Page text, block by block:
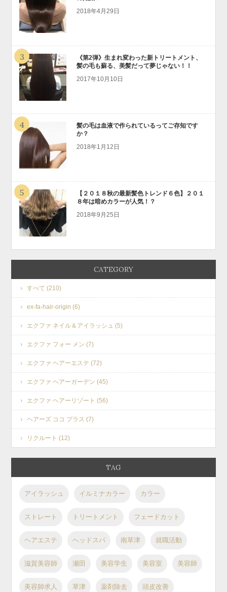
2018年4月29日
3
《第2弾》生まれ変わった新トリートメント、
髪の毛も蘇る、美髪だって夢じゃない！！
2017年10月10日
4
髪の毛は血液で作られているってご存知です
か？
2018年1月12日
5
【２０１８秋の最新髪色トレンド６色】２０１
８年は暗めカラーが人気！？
2018年9月25日
CATEGORY
すべて (210)
ex-fa-hair-origin (6)
エクファ ネイル＆アイラッシュ (5)
エクファ フォー メン (7)
エクファ ヘアーエステ (72)
エクファ ヘアーガーデン (45)
エクファ ヘアーリゾート (56)
ヘアーズ ココ プラス (7)
リクルート (12)
TAG
アイラッシュ イルミナカラー カラー
ストレート トリートメント フェードカット
ヘアエステ ヘッドスパ 南草津 就職活動
滋賀美容師 瀬田 美容学生 美容室 美容師
美容師求人 草津 薬剤除去 頭皮改善